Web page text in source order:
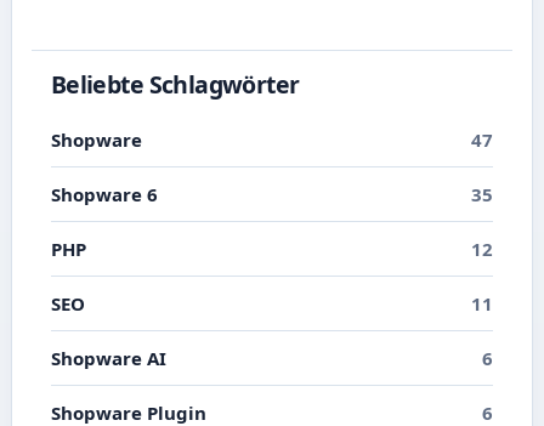
Beliebte Schlagwörter
Shopware 47
Shopware 6 35
PHP 12
SEO 11
Shopware AI 6
Shopware Plugin 6